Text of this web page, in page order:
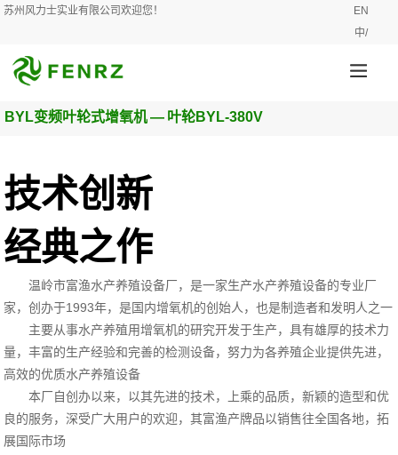
苏州风力士实业有限公司欢迎您！
EN
中/
BYL变频叶轮式增氧机— 叶轮BYL-380V
技术创新
经典之作
温岭市富渔水产养殖设备厂，是一家生产水产养殖设备的专业厂
家，创办于1993年，是国内增氧机的创始人，也是制造者和发明人之一
主要从事水产养殖用增氧机的研究开发于生产，具有雄厚的技术力
量，丰富的生产经验和完善的检测设备，努力为各养殖企业提供先进，
高效的优质水产养殖设备
本厂自创办以来，以其先进的技术，上乘的品质，新颖的造型和优
良的服务，深受广大用户的欢迎，其富渔产牌品以销售往全国各地，拓
展国际市场